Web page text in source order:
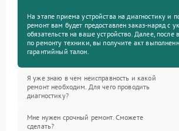
На этапе приема устройства на диагностику и
ремонт вам будет предоставлен заказ-наряд с
обязательств на ваше устройство. Далее, после
по ремонту техники, вы получите акт
гарантийный талон.
Я уже знаю в чем неисправность и какой
ремонт необходим. Для чего проводить
диагностику?
Мне нужен срочный ремонт. Сможете
сделать?